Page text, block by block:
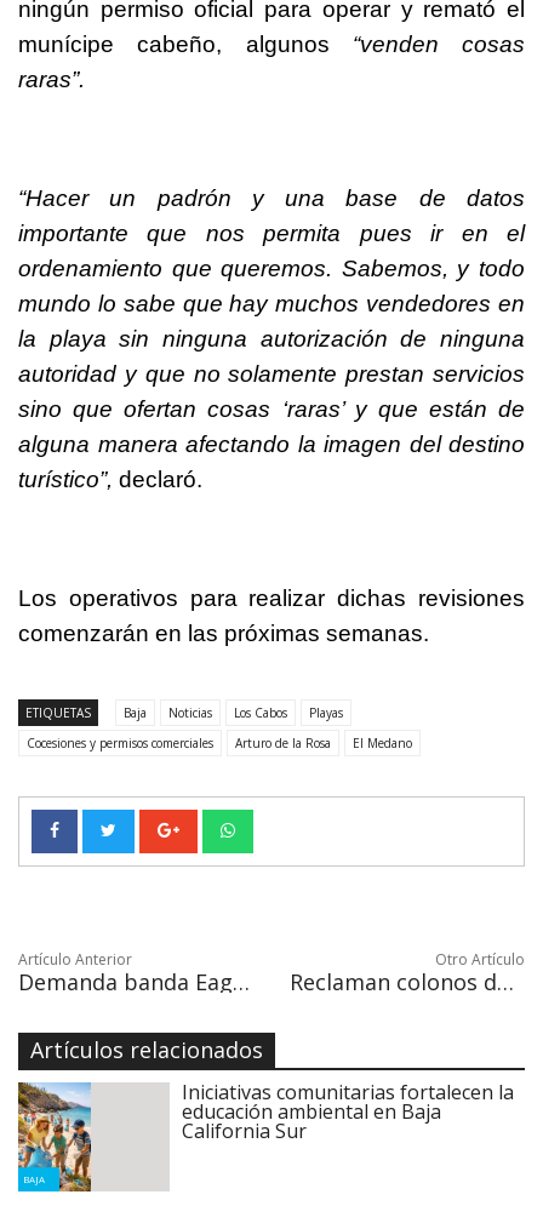
ningún permiso oficial para operar y remató el
munícipe cabeño, algunos “venden cosas
raras”.
“Hacer un padrón y una base de datos
importante que nos permita pues ir en el
ordenamiento que queremos. Sabemos, y todo
mundo lo sabe que hay muchos vendedores en
la playa sin ninguna autorización de ninguna
autoridad y que no solamente prestan servicios
sino que ofertan cosas ‘raras’ y que están de
alguna manera afectando la imagen del destino
turístico”, declaró.
Los operativos para realizar dichas revisiones
comenzarán en las próximas semanas.
ETIQUETAS Baja Noticias Los Cabos
Playas
Cocesiones y permisos comerciales
Arturo de la Rosa El Medano
Artículo Anterior
Demanda banda Eagles al Hotel California por usar el nombre sin autorización
Otro Artículo
Reclaman colonos del médano al C4 ante la falta de cámaras de video-vigilancia
Artículos relacionados
BAJA
Iniciativas comunitarias fortalecen la
educación ambiental en Baja
California Sur